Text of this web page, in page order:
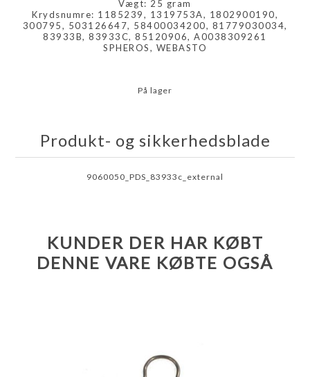
Vægt: 25 gram
Krydsnumre: 1185239, 1319753A, 1802900190,
300795, 503126647, 58400034200, 81779030034,
83933B, 83933C, 85120906, A0038309261
SPHEROS, WEBASTO
På lager
Produkt- og sikkerhedsblade
9060050_PDS_83933c_external
KUNDER DER HAR KØBT
DENNE VARE KØBTE OGSÅ